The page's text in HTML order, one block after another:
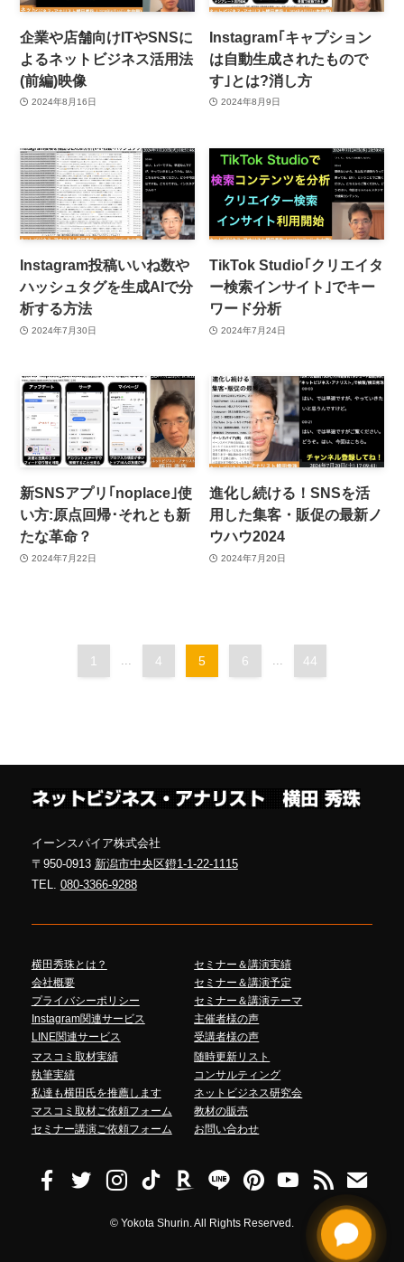
企業や店舗向けITやSNSに
よるネットビジネス活用法
(前編)映像
2024年8月16日
Instagram｢キャプション
は自動生成されたもので
す｣とは?消し方
2024年8月9日
Instagram投稿いいね数や
ハッシュタグを生成AIで分
析する方法
2024年7月30日
TikTok Studio｢クリエイタ
ー検索インサイト｣でキー
ワード分析
2024年7月24日
新SNSアプリ｢noplace｣使
い方:原点回帰･それとも新
たな革命？
2024年7月22日
進化し続ける！SNSを活
用した集客・販促の最新ノ
ウハウ2024
2024年7月20日
1 ... 4 5 6 ... 44
イーンスパイア株式会社
〒950-0913 新潟市中央区鐙1-1-22-1115
TEL. 080-3366-9288
横田秀珠とは？
会社概要
プライバシーポリシー
Instagram関連サービス
LINE関連サービス
セミナー＆講演実績
セミナー＆講演予定
セミナー＆講演テーマ
主催者様の声
受講者様の声
マスコミ取材実績
執筆実績
私達も横田氏を推薦します
マスコミ取材ご依頼フォーム
セミナー講演ご依頼フォーム
随時更新リスト
コンサルティング
ネットビジネス研究会
教材の販売
お問い合わせ
© Yokota Shurin. All Rights Reserved.